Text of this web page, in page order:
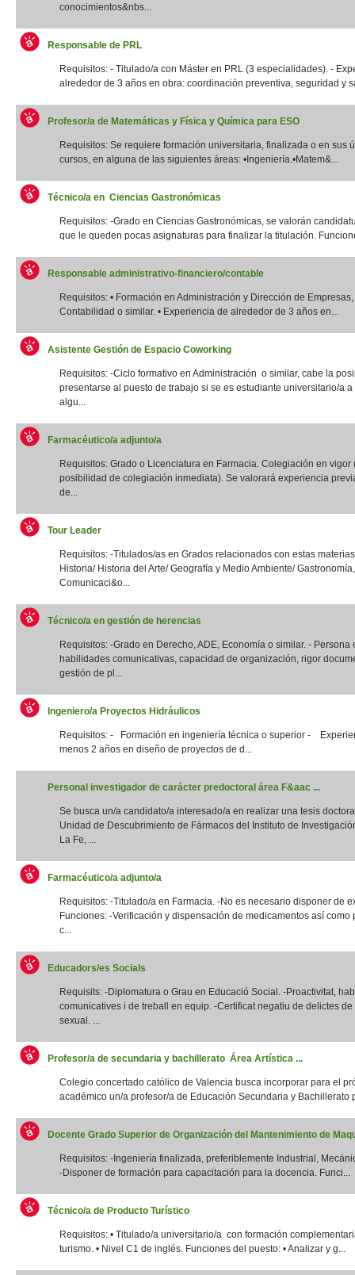
conocimientos&nbs...
Responsable de PRL
Requisitos: - Titulado/a con Máster en PRL (3 especialidades). -
alrededor de 3 años en obra: coordinación preventiva, seguridad y
Profesor/a de Matemáticas y Física y Química para ESO
Requisitos: Se requiere formación universitaria, finalizada o en sus
cursos, en alguna de las siguientes áreas: •Ingeniería.•Matem&...
Técnico/a en Ciencias Gastronómicas
Requisitos: -Grado en Ciencias Gastronómicas, se valorán
que le queden pocas asignaturas para finalizar la titulación.
Responsable administrativo-financiero/contable
Requisitos: • Formación en Administración y Dirección de
Contabilidad o similar. • Experiencia de alrededor de 3 años en...
Asistente Gestión de Espacio Coworking
Requisitos: -Ciclo formativo en Administración o similar, cabe la
presentarse al puesto de trabajo si se es estudiante universitario/a a
algu...
Farmacéutico/a adjunto/a
Requisitos: Grado o Licenciatura en Farmacia. Colegiación en vigor
posibilidad de colegiación inmediata). Se valorará experiencia
de...
Tour Leader
Requisitos: -Titulados/as en Grados relacionados con estas
Historia/ Historia del Arte/ Geografía y Medio Ambiente/ Gastronomía,
Comunicaci&o...
Técnico/a en gestión de herencias
Requisitos: -Grado en Derecho, ADE, Economía o similar. - Persona
habilidades comunicativas, capacidad de organización, rigor
gestión de pl...
Ingeniero/a Proyectos Hidráulicos
Requisitos: - Formación en ingeniería técnica o superior -
menos 2 años en diseño de proyectos de d...
Personal investigador de carácter predoctoral área F&aac ...
Se busca un/a candidato/a interesado/a en realizar una tesis
Unidad de Descubrimiento de Fármacos del Instituto de
La Fe, ...
Farmacéutico/a adjunto/a
Requisitos: -Titulado/a en Farmacia. -No es necesario disponer de
Funciones: -Verificación y dispensación de medicamentos así como
c...
Educadors/es Socials
Requisits: -Diplomatura o Grau en Educació Social. -Proactivitat,
comunicatives i de treball en equip. -Certificat negatiu de delictes
sexual. ...
Profesor/a de secundaria y bachillerato Área Artística ...
Colegio concertado católico de Valencia busca incorporar para el
académico un/a profesor/a de Educación Secundaria y Bachillerato
Docente Grado Superior de Organización del Mantenimiento de
Requisitos: -Ingeniería finalizada, preferiblemente Industrial,
-Disponer de formación para capacitación para la docencia. Funci...
Técnico/a de Producto Turístico
Requisitos: • Titulado/a universitario/a con formación
turismo. • Nivel C1 de inglés. Funciones del puesto: • Analizar y g...